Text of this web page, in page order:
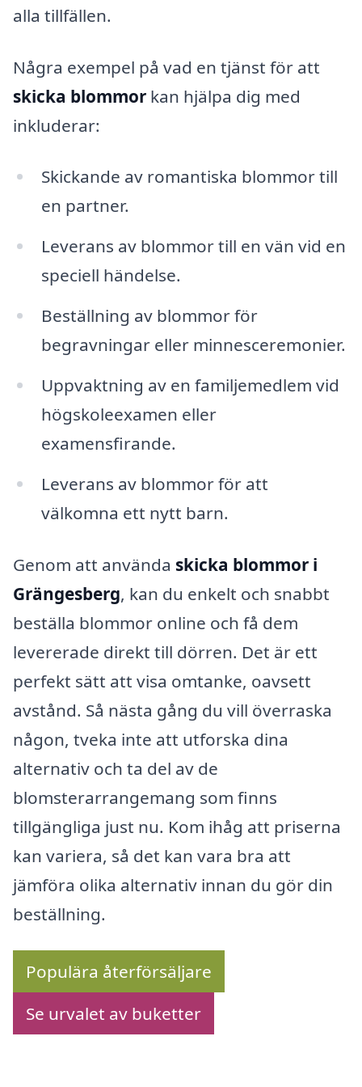
alla tillfällen.
Några exempel på vad en tjänst för att
skicka blommor kan hjälpa dig med
inkluderar:
Skickande av romantiska blommor till
en partner.
Leverans av blommor till en vän vid en
speciell händelse.
Beställning av blommor för
begravningar eller minnesceremonier.
Uppvaktning av en familjemedlem vid
högskoleexamen eller
examensfirande.
Leverans av blommor för att
välkomna ett nytt barn.
Genom att använda skicka blommor i
Grängesberg, kan du enkelt och snabbt
beställa blommor online och få dem
levererade direkt till dörren. Det är ett
perfekt sätt att visa omtanke, oavsett
avstånd. Så nästa gång du vill överraska
någon, tveka inte att utforska dina
alternativ och ta del av de
blomsterarrangemang som finns
tillgängliga just nu. Kom ihåg att priserna
kan variera, så det kan vara bra att
jämföra olika alternativ innan du gör din
beställning.
Populära återförsäljare
Se urvalet av buketter